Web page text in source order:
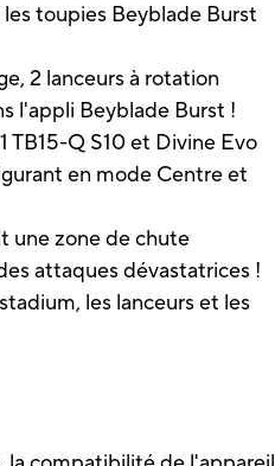
les toupies Beyblade Burst
2 lanceurs à rotation
l'appli Beyblade Burst !
TB15-Q S10 et Divine Evo
en mode Centre et
une zone de chute
attaques dévastatrices !
les lanceurs et les